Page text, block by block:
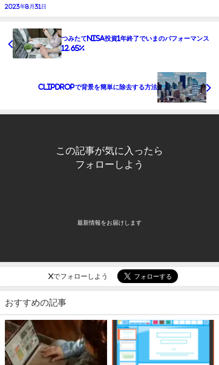
2023年8月31日
つみたてNISA投資1年終了でいまのパフォーマンス
12.65%
ClipDropで背景を簡単に除去する方法
この記事が気に入ったら
フォローしよう
最新情報をお届けします
Xでフォローしよう
おすすめの記事